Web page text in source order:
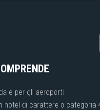
e per gli aeroporti
hotel di carattere o